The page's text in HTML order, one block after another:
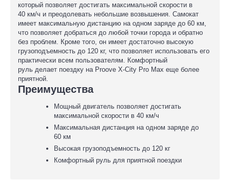
который позволяет достигать максимальной скорости в
40 км/ч и преодолевать небольшие возвышения. Самокат
имеет максимальную дистанцию на одном заряде до 60 км,
что позволяет добраться до любой точки города и обратно
без проблем. Кроме того, он имеет достаточно высокую
грузоподъемность до 120 кг, что позволяет использовать его
практически всем пользователям. Комфортный
руль делает поездку на Proove X-City Pro Max еще более
приятной.
Преимущества
Мощный двигатель позволяет достигать
максимальной скорости в 40 км/ч
Максимальная дистанция на одном заряде до
60 км
Высокая грузоподъемность до 120 кг
Комфортный руль для приятной поездки